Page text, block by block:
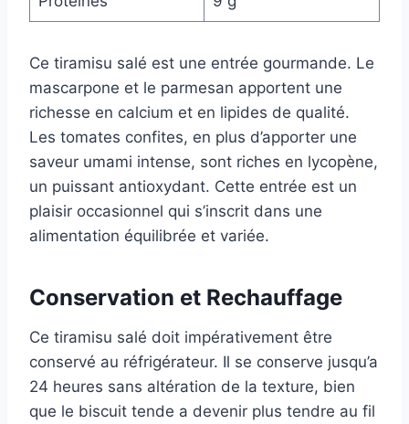
Ce tiramisu salé est une entrée gourmande. Le
mascarpone et le parmesan apportent une
richesse en calcium et en lipides de qualité.
Les tomates confites, en plus d’apporter une
saveur umami intense, sont riches en lycopène,
un puissant antioxydant. Cette entrée est un
plaisir occasionnel qui s’inscrit dans une
alimentation équilibrée et variée.
Conservation et Rechauffage
Ce tiramisu salé doit impérativement être
conservé au réfrigérateur. Il se conserve jusqu’a
24 heures sans altération de la texture, bien
que le biscuit tende a devenir plus tendre au fil